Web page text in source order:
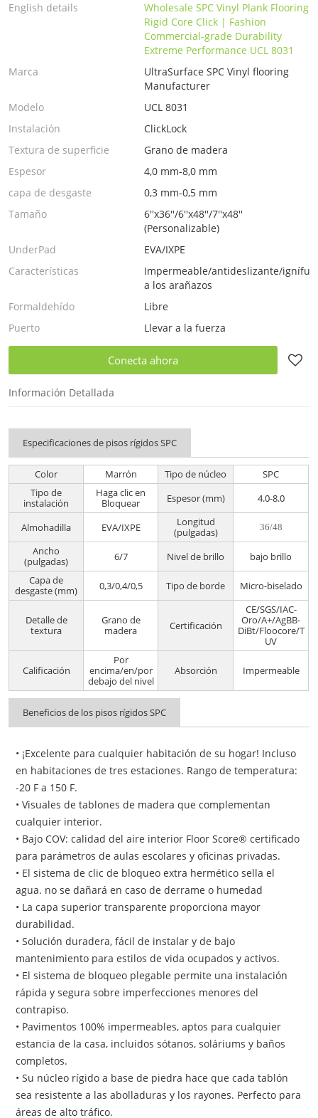
English details
Wholesale SPC Vinyl Plank Flooring
Rigid Core Click | Fashion
Commercial-grade Durability
Extreme Performance UCL 8031
Marca
UltraSurface SPC Vinyl flooring
Manufacturer
Modelo
UCL 8031
Instalación
ClickLock
Textura de superficie
Grano de madera
Espesor
4,0 mm-8,0 mm
capa de desgaste
0,3 mm-0,5 mm
Tamaño
6''x36''/6''x48''/7''x48''
(Personalizable)
UnderPad
EVA/IXPE
Características
Impermeable/antideslizante/
a los arañazos
Formaldehído
Libre
Puerto
Llevar a la fuerza
Conecta ahora
Información Detallada
Especificaciones de pisos rígidos SPC
Color Marrón Tipo de núcleo
SPC
Tipo de
instalación
Haga clic en
Bloquear
Espesor (mm) 4.0-8.0
Almohadilla EVA/IXPE
Longitud
(pulgadas)
36/48
Ancho
(pulgadas)
6/7 Nivel de brillo
bajo brillo
Capa de
desgaste (mm)
0,3/0,4/0,5 Tipo de borde Micro-biselado
Detalle de
textura
Grano de
madera
Certificación
CE/SGS/IAC-
Oro/A+/AgBB-
DiBt/Floocore/T
UV
Calificación
Por
encima/en/por
debajo del nivel
Absorción Impermeable
Beneficios de los pisos rígidos SPC
• ¡Excelente para cualquier habitación de su hogar! Incluso
en habitaciones de tres estaciones. Rango de temperatura:
-20 F a 150 F.
• Visuales de tablones de madera que complementan
cualquier interior.
• Bajo COV: calidad del aire interior Floor Score® certificado
para parámetros de aulas escolares y oficinas privadas.
• El sistema de clic de bloqueo extra hermético sella el
agua. no se dañará en caso de derrame o humedad
• La capa superior transparente proporciona mayor
durabilidad.
• Solución duradera, fácil de instalar y de bajo
mantenimiento para estilos de vida ocupados y activos.
• El sistema de bloqueo plegable permite una instalación
rápida y segura sobre imperfecciones menores del
contrapiso.
• Pavimentos 100% impermeables, aptos para cualquier
estancia de la casa, incluidos sótanos, soláriums y baños
completos.
• Su núcleo rígido a base de piedra hace que cada tablón
sea resistente a las abolladuras y los rayones. Perfecto para
áreas de alto tráfico.